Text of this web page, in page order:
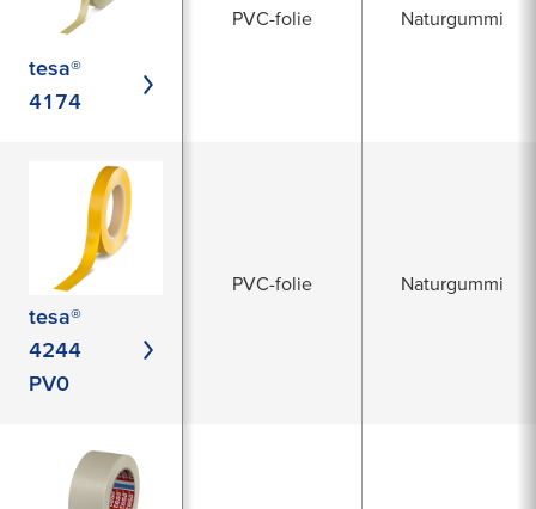
tesa®
4174
PVC-folie Naturgummi
tesa®
4244
PV0
PVC-folie Naturgummi